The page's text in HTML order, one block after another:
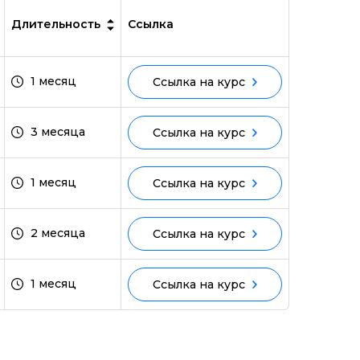
Длительность Ссылка
1 месяц Ссылка на курс
3 месяца Ссылка на курс
1 месяц Ссылка на курс
2 месяца Ссылка на курс
1 месяц Ссылка на курс